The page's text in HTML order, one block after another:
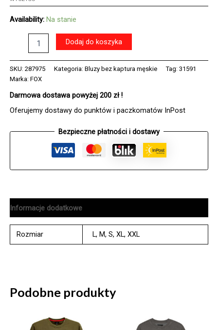
Availability: Na stanie
ABSOLUTE
BLACK
Dodaj do koszyka
SKU: 287975 Kategoria: Bluzy bez kaptura męskie Tag: 31591
Marka: FOX
Darmowa dostawa powyżej 200 zł !
Oferujemy dostawy do punktów i paczkomatów InPost
Bezpieczne płatności i dostawy
Informacje dodatkowe
Rozmiar L, M, S, XL, XXL
Podobne produkty